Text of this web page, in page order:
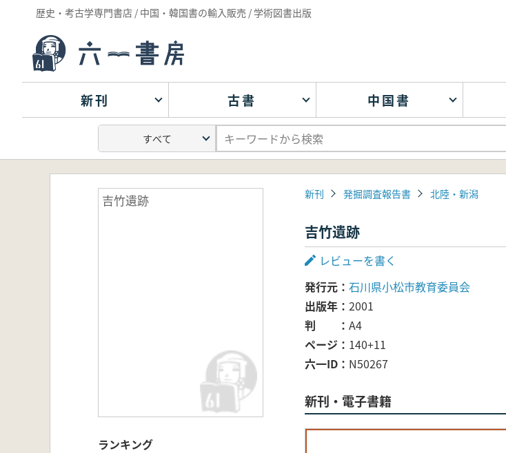
歴史・考古学専門書店 / 中国・韓国書の輸入販売 / 学術図書出版
新刊 古書 中国書
吉竹遺跡
ランキング
新刊 発掘調査報告書 北陸・新潟
吉竹遺跡
レビューを書く
発行元
石川県小松市教育委員会
出版年
2001
判
A4
ページ
140+11
六一ID
N50267
新刊・電子書籍